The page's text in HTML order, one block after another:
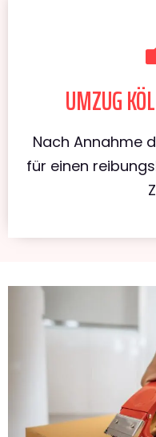
UMZUG
Nach Annahme
für einen